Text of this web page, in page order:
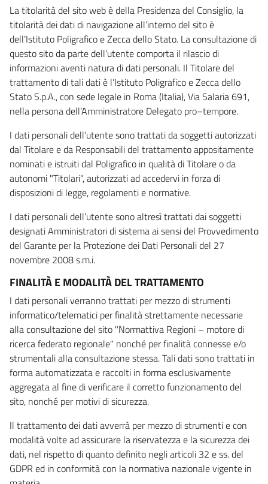
La titolarità del sito web è della Presidenza del Consiglio, la
titolarità dei dati di navigazione all’interno del sito è
dell’Istituto Poligrafico e Zecca dello Stato. La consultazione di
questo sito da parte dell’utente comporta il rilascio di
informazioni aventi natura di dati personali. Il Titolare del
trattamento di tali dati è l’Istituto Poligrafico e Zecca dello
Stato S.p.A., con sede legale in Roma (Italia), Via Salaria 691,
nella persona dell’Amministratore Delegato pro–tempore.
I dati personali dell’utente sono trattati da soggetti autorizzati
dal Titolare e da Responsabili del trattamento appositamente
nominati e istruiti dal Poligrafico in qualità di Titolare o da
autonomi "Titolari", autorizzati ad accedervi in forza di
disposizioni di legge, regolamenti e normative.
I dati personali dell’utente sono altresì trattati dai soggetti
designati Amministratori di sistema ai sensi del Provvedimento
del Garante per la Protezione dei Dati Personali del 27
novembre 2008 s.m.i.
FINALITÀ E MODALITÀ DEL TRATTAMENTO
I dati personali verranno trattati per mezzo di strumenti
informatico/telematici per finalità strettamente necessarie
alla consultazione del sito "Normattiva Regioni – motore di
ricerca federato regionale" nonché per finalità connesse e/o
strumentali alla consultazione stessa. Tali dati sono trattati in
forma automatizzata e raccolti in forma esclusivamente
aggregata al fine di verificare il corretto funzionamento del
sito, nonché per motivi di sicurezza.
Il trattamento dei dati avverrà per mezzo di strumenti e con
modalità volte ad assicurare la riservatezza e la sicurezza dei
dati, nel rispetto di quanto definito negli articoli 32 e ss. del
GDPR ed in conformità con la normativa nazionale vigente in